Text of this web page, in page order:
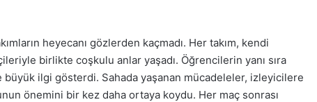
heyecanı gözlerden kaçmadı. Her takım, kendi
birlikte coşkulu anlar yaşadı. Öğrencilerin yanı sıra
ilgi gösterdi. Sahada yaşanan mücadeleler, izleyicilere
önemini bir kez daha ortaya koydu. Her maç sonrası